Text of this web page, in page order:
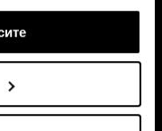
geographical
scanning it for